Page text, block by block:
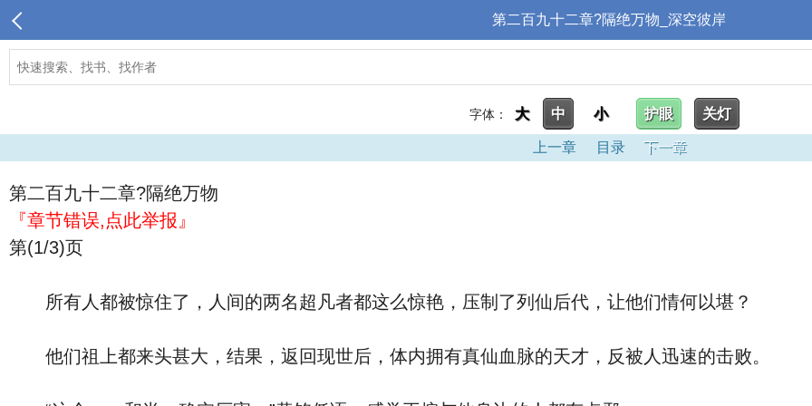
第二百九十二章?隔绝万物_深空彼岸
字体： 大 中 小 护眼 关灯
上一章 目录 下一章
第二百九十二章?隔绝万物
『章节错误,点此举报』
第(1/3)页
所有人都被惊住了，人间的两名超凡者都这么惊艳，压制了列仙后代，让他们情何以堪？
他们祖上都来头甚大，结果，返回现世后，体内拥有真仙血脉的天才，反被人迅速的击败。